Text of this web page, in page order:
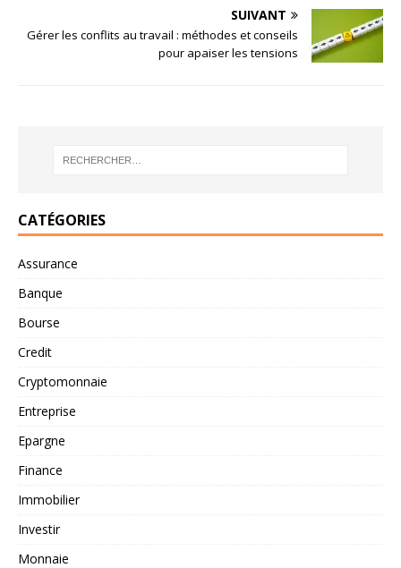
SUIVANT
Gérer les conflits au travail : méthodes et conseils
pour apaiser les tensions
CATÉGORIES
Assurance
Banque
Bourse
Credit
Cryptomonnaie
Entreprise
Epargne
Finance
Immobilier
Investir
Monnaie